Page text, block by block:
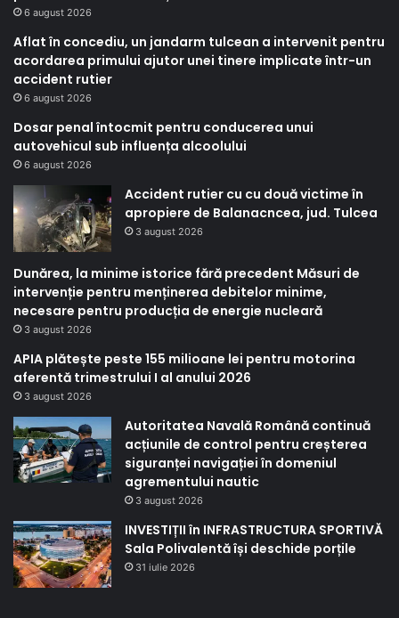
6 august 2026
Aflat în concediu, un jandarm tulcean a intervenit pentru
acordarea primului ajutor unei tinere implicate într-un
accident rutier
6 august 2026
Dosar penal întocmit pentru conducerea unui
autovehicul sub influența alcoolului
6 august 2026
Accident rutier cu cu două victime în
apropiere de Balanacncea, jud. Tulcea
3 august 2026
Dunărea, la minime istorice fără precedent Măsuri de
intervenție pentru menținerea debitelor minime,
necesare pentru producția de energie nucleară
3 august 2026
APIA plătește peste 155 milioane lei pentru motorina
aferentă trimestrului I al anului 2026
3 august 2026
Autoritatea Navală Română continuă
acțiunile de control pentru creșterea
siguranței navigației în domeniul
agrementului nautic
3 august 2026
INVESTIȚII în INFRASTRUCTURA SPORTIVĂ
Sala Polivalentă își deschide porțile
31 iulie 2026